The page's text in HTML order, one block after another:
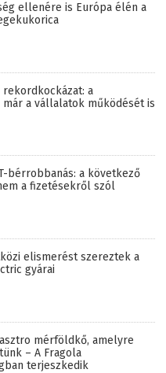
ellenére is Európa élén a
rekordkockázat: a
már a vállalatok működését is
bérrobbanás: a következő
a fizetésekről szól
elismerést szereztek a
gyárai
mérföldkő, amelyre
– A Fragola
terjeszkedik